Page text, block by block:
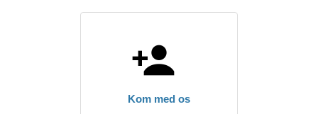
Kom med os